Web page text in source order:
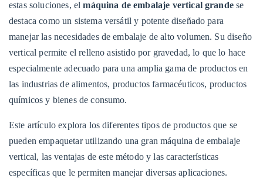
secos
1.1
Ejemplos:
2
2.
Snack
Foods
Confitionery
2.1
Ejemplos:
estas soluciones, elmáquina de embalaje vertical grandese
destaca como un sistema versátil y potente diseñado para
manejar las necesidades de embalaje de alto volumen. Su diseño
vertical permite el relleno asistido por gravedad, lo que lo hace
especialmente adecuado para una amplia gama de productos en
las industrias de alimentos, productos farmacéuticos, productos
químicos y bienes de consumo.
Este artículo explora los diferentes tipos de productos que se
pueden empaquetar utilizando una gran máquina de embalaje
vertical, las ventajas de este método y las características
específicas que le permiten manejar diversas aplicaciones.